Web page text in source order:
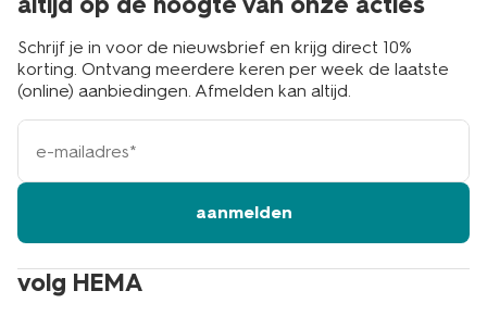
volg HEMA
Schrijf je in voor de nieuwsbrief en krijg direct 10%
korting. Ontvang meerdere keren per week de laatste
(online) aanbiedingen. Afmelden kan altijd.
e-
mailadres
aanmelden